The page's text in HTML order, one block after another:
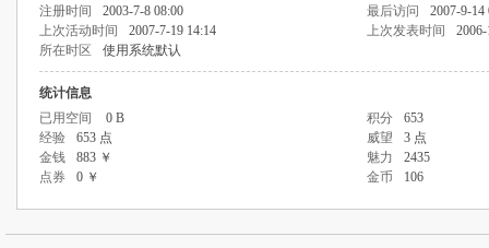
注册时间
2003-7-8 08:00 最后访问
2007-9-14
上次活动时间
2007-7-19 14:14 上次发表时间
所在时区
使用系统默认
统计信息
已用空间
0 B 积分
653
经验
653 点 威望
3 点
金钱
883 ￥ 魅力
2435
点券
0 ￥ 金币 106